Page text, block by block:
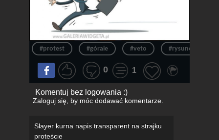
#protest #górale #veto #rysunek
0 1
Komentuj bez logowania :)
Zaloguj się, by móc dodawać komentarze.
Slayer kurna napis transparent na strajku
proteście